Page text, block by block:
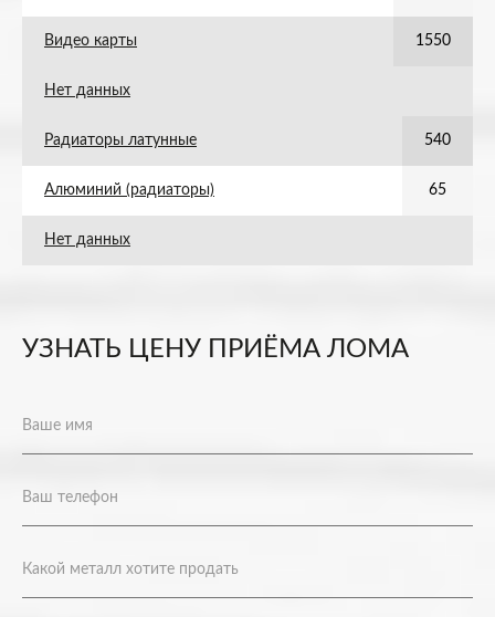
Видео карты 1550
Нет данных
Радиаторы латунные 540
Алюминий (радиаторы) 65
Нет данных
УЗНАТЬ ЦЕНУ ПРИЁМА ЛОМА